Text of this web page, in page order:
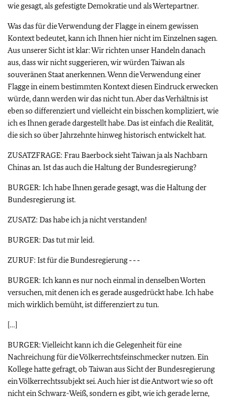
wie gesagt, als gefestigte Demokratie und als Wertepartner.
Was das für die Verwendung der Flagge in einem gewissen
Kontext bedeutet, kann ich Ihnen hier nicht im Einzelnen sagen.
Aus unserer Sicht ist klar: Wir richten unser Handeln danach
aus, dass wir nicht suggerieren, wir würden Taiwan als
souveränen Staat anerkennen. Wenn die Verwendung einer
Flagge in einem bestimmten Kontext diesen Eindruck erwecken
würde, dann werden wir das nicht tun. Aber das Verhältnis ist
eben so differenziert und vielleicht ein bisschen kompliziert, wie
ich es Ihnen gerade dargestellt habe. Das ist einfach die Realität,
die sich so über Jahrzehnte hinweg historisch entwickelt hat.
ZUSATZFRAGE: Frau Baerbock sieht Taiwan ja als Nachbarn
Chinas an. Ist das auch die Haltung der Bundesregierung?
BURGER: Ich habe Ihnen gerade gesagt, was die Haltung der
Bundesregierung ist.
ZUSATZ: Das habe ich ja nicht verstanden!
BURGER: Das tut mir leid.
ZURUF: Ist für die Bundesregierung ‑ ‑ ‑
BURGER: Ich kann es nur noch einmal in denselben Worten
versuchen, mit denen ich es gerade ausgedrückt habe. Ich habe
mich wirklich bemüht, ist differenziert zu tun.
[…]
BURGER: Vielleicht kann ich die Gelegenheit für eine
Nachreichung für die Völkerrechtsfeinschmecker nutzen. Ein
Kollege hatte gefragt, ob Taiwan aus Sicht der Bundesregierung
ein Völkerrechtssubjekt sei. Auch hier ist die Antwort wie so oft
nicht ein Schwarz-Weiß, sondern es gibt, wie ich gerade lerne,